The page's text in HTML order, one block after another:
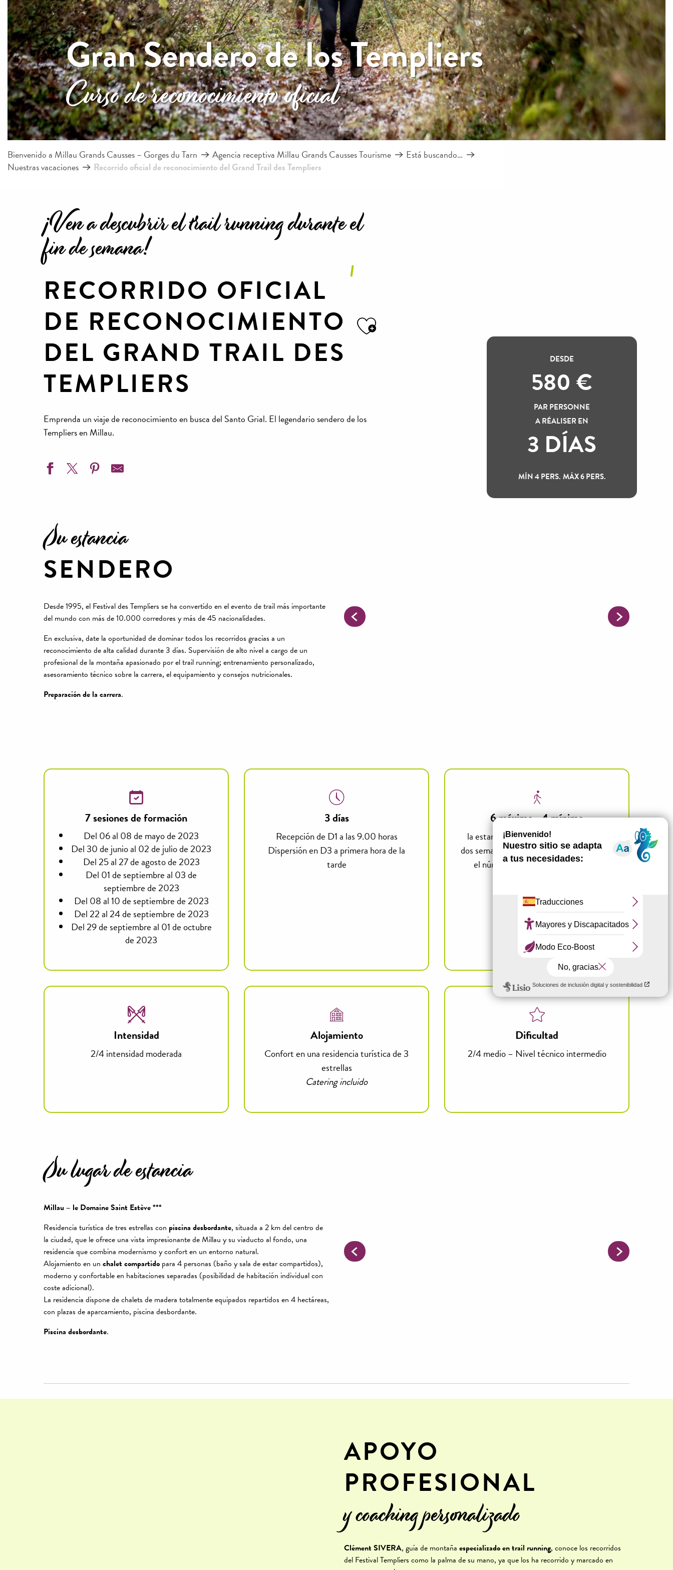
Gran Sendero de los Templiers
Curso de reconocimiento oficial
Bienvenido a Millau Grands Causses – Gorges du Tarn Agencia receptiva Millau Grands Causses Tourisme
Está buscando…
Nuestras vacaciones
Recorrido oficial de reconocimiento del Grand Trail des Templiers
¡Ven a descubrir el trail running durante el
fin de semana!
RECORRIDO OFICIAL
DE RECONOCIMIENTO
DEL GRAND TRAIL DES
TEMPLIERS
Ajouter aux favoris
Emprenda un viaje de reconocimiento en busca del Santo Grial. El legendario sendero de los
Templiers en Millau.
DESDE
580 €
PAR PERSONNE
A RÉALISER EN
3 DÍAS
MÍN 4 PERS. MÁX 6 PERS.
Su estancia
SENDERO
Desde 1995, el Festival des Templiers se ha convertido en el evento de trail más importante
del mundo con más de 10.000 corredores y más de 45 nacionalidades.
En exclusiva, date la oportunidad de dominar todos los recorridos gracias a un
reconocimiento de alta calidad durante 3 días. Supervisión de alto nivel a cargo de un
profesional de la montaña apasionado por el trail running; entrenamiento personalizado,
asesoramiento técnico sobre la carrera, el equipamiento y consejos nutricionales.
Preparación de la carrera.
7 sesiones de formación
Del 06 al 08 de mayo de 2023
Del 30 de junio al 02 de julio de 2023
Del 25 al 27 de agosto de 2023
Del 01 de septiembre al 03 de
septiembre de 2023
Del 08 al 10 de septiembre de 2023
Del 22 al 24 de septiembre de 2023
Del 29 de septiembre al 01 de octubre
de 2023
3 días
Recepción de D1 a las 9.00 horas
Dispersión en D3 a primera hora de la
tarde
6 máximo - 4 mínimo
la estancia puede cancelarse hasta con
dos semanas de antelación si no se alcanza
el número mínimo de participantes
Intensidad
2/4 intensidad moderada
Alojamiento
Confort en una residencia turística de 3
estrellas
Catering incluido
Dificultad
2/4 medio – Nivel técnico intermedio
Su lugar de estancia
Millau – le Domaine Saint Estève ***
Residencia turística de tres estrellas con piscina desbordante, situada a 2 km del centro de
la ciudad, que le ofrece una vista impresionante de Millau y su viaducto al fondo, una
residencia que combina modernismo y confort en un entorno natural.
Alojamiento en un chalet compartido para 4 personas (baño y sala de estar compartidos),
moderno y confortable en habitaciones separadas (posibilidad de habitación individual con
coste adicional).
La residencia dispone de chalets de madera totalmente equipados repartidos en 4 hectáreas,
con plazas de aparcamiento, piscina desbordante.
Piscina desbordante.
APOYO
PROFESIONAL
y coaching personalizado
Clément SIVERA, guía de montaña especializado en trail running, conoce los recorridos
del Festival Templiers como la palma de su mano, ya que los ha recorrido y marcado en